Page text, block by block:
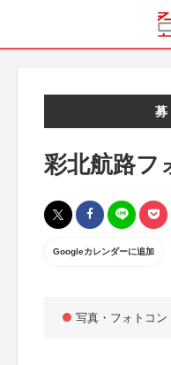
彩北航路フ
Googleカレンダーに追加
写真・フォトコン